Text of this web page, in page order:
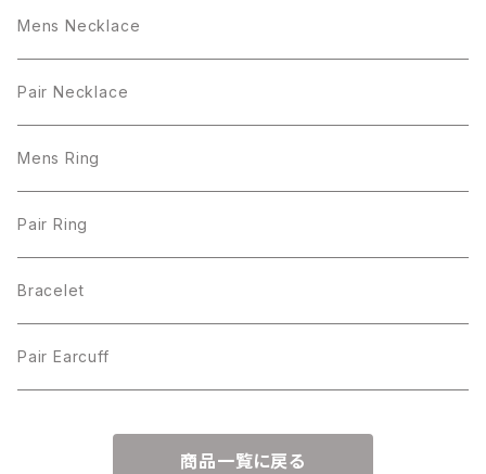
Mens Necklace
Pair Necklace
Mens Ring
Pair Ring
Bracelet
Pair Earcuff
商品一覧に戻る